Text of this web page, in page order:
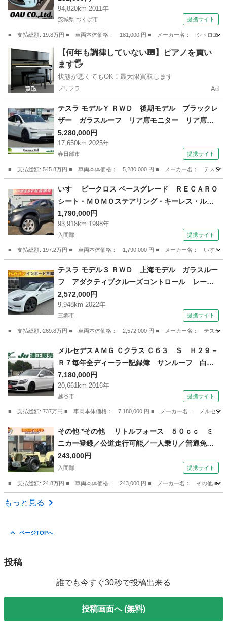
94,820km 2011年
茨城県 つくば市 提携サイト
■ 支払総額: 19.8万円 ■ 車両本体価格： 181,000 円 ■ メーカー名： シトロエ
茨城 つくば市 その他
【何年も調律していない🎹】ピアノを買い
ます🖐️
状態が悪くてもOK！最大限買取します
プリフラ Ad
テスラ モデルＹ ＲＷＤ 後期モデル ブラックレ
ザー ガラスルーフ リア席モニター リア席用
モニター 電動開閉式リアゲート 電動格納式リ
アシート ５人全席シートヒーター＆ベンチレー
ター ステアリングヒーター ワンオーナー車
（検10.5）
5,280,000円
17,650km 2025年
春日部市 提携サイト
■ 支払総額: 545.8万円 ■ 車両本体価格： 5,280,000 円 ■ メーカー名： テス
いすゞ ビークロス ベースグレード ＲＥＣＡＲＯ
シート・ＭＯＭＯステアリング・キーレス・ルー
フレール・ＫＥＥＬＥＲ１６インチアルミ （な
し）
1,790,000円
93,918km 1998年
入間郡 提携サイト
■ 支払総額: 197.2万円 ■ 車両本体価格： 1,790,000 円 ■ メーカー名： いすゞ ■
その他
テスラ モデル３ ＲＷＤ 上海モデル ガラスルー
フ アダクティブクルーズコントロール レーン
キープアシスト 衝突軽減ブレーキ 電動テール
ゲート ＬＥＤヘッドライト レザーシート （検
9.6）
2,572,000円
9,948km 2022年
三郷市 提携サイト
■ 支払総額: 269.8万円 ■ 車両本体価格： 2,572,000 円 ■ メーカー名： テスラ
その他
メルセデスＡＭＧ Ｃクラス Ｃ６３ Ｓ Ｈ２９－
Ｒ７毎年全ディーラー記録簿 サンルーフ 白黒
コンビレザーシート Ｂｕｒｍｅｓｔｅｒ レー
ダーブレーキ 可変バルブ ＡＭＧライドコント
ロール パワートランク アンビエントライト
純正１９アルミ （検9.12）
7,180,000円
20,661km 2016年
越谷市 提携サイト
■ 支払総額: 737万円 ■ 車両本体価格： 7,180,000 円 ■ メーカー名： メルセ
埼玉 越谷市 その他
その他 *その他 リトルフォース ５０ｃｃ ミ
ニカー登録／公道走行可能／一人乗り／普通免許
運転ＯＫ／ （なし）
243,000円
入間郡 提携サイト
■ 支払総額: 24.8万円 ■ 車両本体価格： 243,000 円 ■ メーカー名： その他 ■
埼玉 入間郡
もっと見る
ページTOPへ
投稿
誰でも今すぐ30秒で投稿出来る
投稿画面へ (無料)